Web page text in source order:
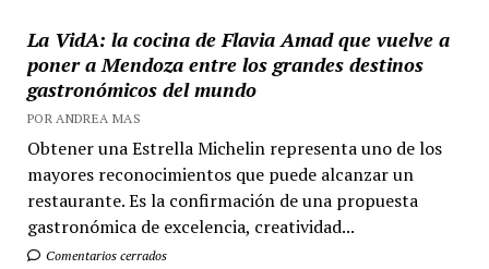
La VidA: la cocina de Flavia Amad que vuelve a
poner a Mendoza entre los grandes destinos
gastronómicos del mundo
POR ANDREA MAS
Obtener una Estrella Michelin representa uno de los
mayores reconocimientos que puede alcanzar un
restaurante. Es la confirmación de una propuesta
gastronómica de excelencia, creatividad...
Comentarios cerrados